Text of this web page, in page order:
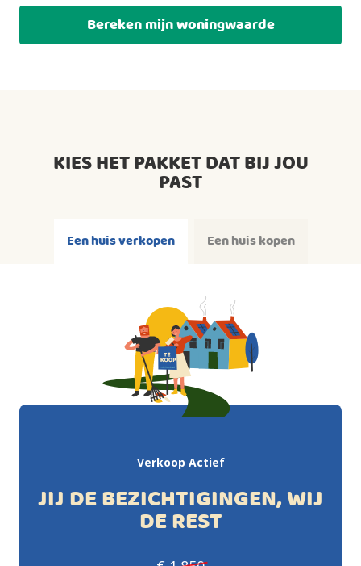
Bereken mijn woningwaarde
KIES HET PAKKET DAT BIJ JOU
PAST
Een huis verkopen Een huis kopen
Verkoop Actief
JIJ DE BEZICHTIGINGEN, WIJ
DE REST